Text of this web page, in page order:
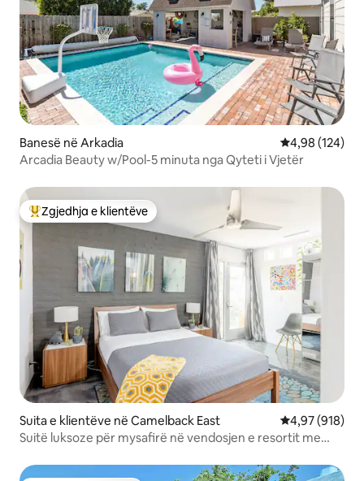
Banesë në Arkadia Vlerësimi
4,98 (124)
Arcadia Beauty w/Pool-5 minuta nga Qyteti i Vjetër
Më të mirat e zgjedhjeve të klientëve
Zgjedhja e klientëve
Suita e klientëve në Camelback East Vlerësimi
4,97 (918)
Suitë luksoze për mysafirë në vendosjen e resortit me